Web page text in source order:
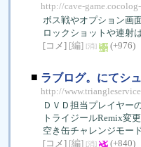
http://cave-
ボス戦やオプション画
ロックショットや連射
[コメ] [編] [消] (+976)
■ ラブログ。にてシ
http://
ＤＶＤ担当プレイヤー
トライジールRemix変
空き缶チャレンジモー
[コメ] [編] [消] (+840)